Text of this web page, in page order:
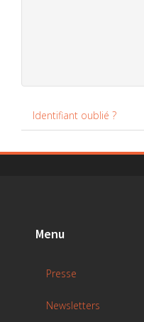
Identifiant oublié ?
Menu
Presse
Newsletters